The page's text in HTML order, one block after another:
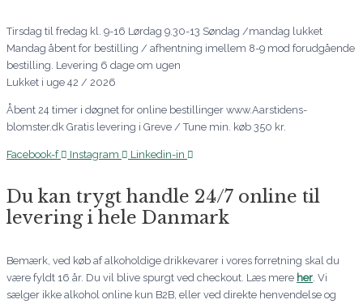
Tirsdag til fredag kl. 9-16 Lørdag 9.30-13 Søndag /mandag lukket
Mandag åbent for bestilling / afhentning imellem 8-9 mod forudgående
bestilling. Levering 6 dage om ugen
Lukket i uge 42 / 2026
Åbent 24 timer i døgnet for online bestillinger www.Aarstidens-
blomster.dk Gratis levering i Greve / Tune min. køb 350 kr.
Facebook-f Instagram Linkedin-in
Du kan trygt handle 24/7 online til
levering i hele Danmark
Bemærk, ved køb af alkoholdige drikkevarer i vores forretning skal du
være fyldt 16 år. Du vil blive spurgt ved checkout. Læs mere her . Vi
sælger ikke alkohol online kun B2B, eller ved direkte henvendelse og